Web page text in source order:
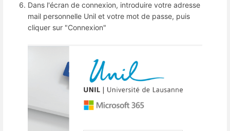
Dans l'écran de connexion, introduire votre adresse
mail personnelle Unil et votre mot de passe, puis
cliquer sur "Connexion"